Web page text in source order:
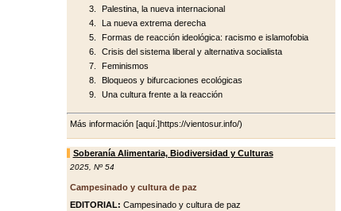
Palestina, la nueva internacional
La nueva extrema derecha
Formas de reacción ideológica: racismo e islamofobia
Crisis del sistema liberal y alternativa socialista
Feminismos
Bloqueos y bifurcaciones ecológicas
Una cultura frente a la reacción
Más información [aquí.]https://vientosur.info/)
Soberanía Alimentaria, Biodiversidad y Culturas
2025, Nº 54
Campesinado y cultura de paz
EDITORIAL: Campesinado y cultura de paz